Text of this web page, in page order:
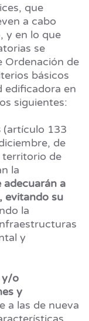
que
a cabo
y en lo que
se
Ordenación de
básicos
edificadora en
siguientes:
(artículo 133
de
territorio de
la
adecuarán a
evitando su
la
y
y/o
y
a las de nueva